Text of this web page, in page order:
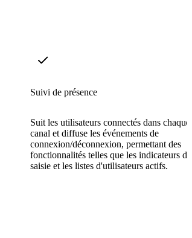
Suivi de présence
Suit les utilisateurs connectés dans chaque
canal et diffuse les événements de
connexion/déconnexion, permettant des
fonctionnalités telles que les indicateurs de
saisie et les listes d'utilisateurs actifs.